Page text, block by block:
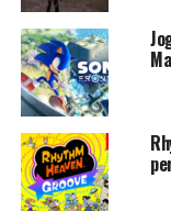
@eurkplay
Marvel
um
♬ som original – Rk